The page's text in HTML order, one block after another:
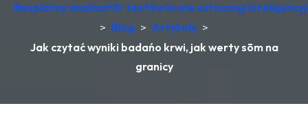
Bezpłatny analizatōr testōw krwie sztucznyj
> Blog > Artykuły >
Jak czytać wyniki badańo krwi, jak werty sōm na
granicy